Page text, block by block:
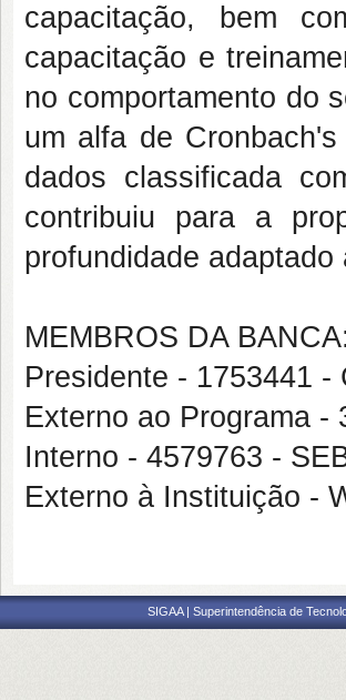
capacitação, bem
capacitação e
no comportamento do
um alfa de
dados classificada
contribuiu para a
profundidade
MEMBROS DA BANCA:
Presidente - 1753441 -
Externo ao Programa -
Interno - 4579763 -
Externo à Instituição -
SIGAA | Superintendência de